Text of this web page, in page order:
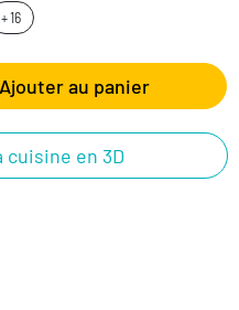
+ 16
Ajouter au panier
en 3D